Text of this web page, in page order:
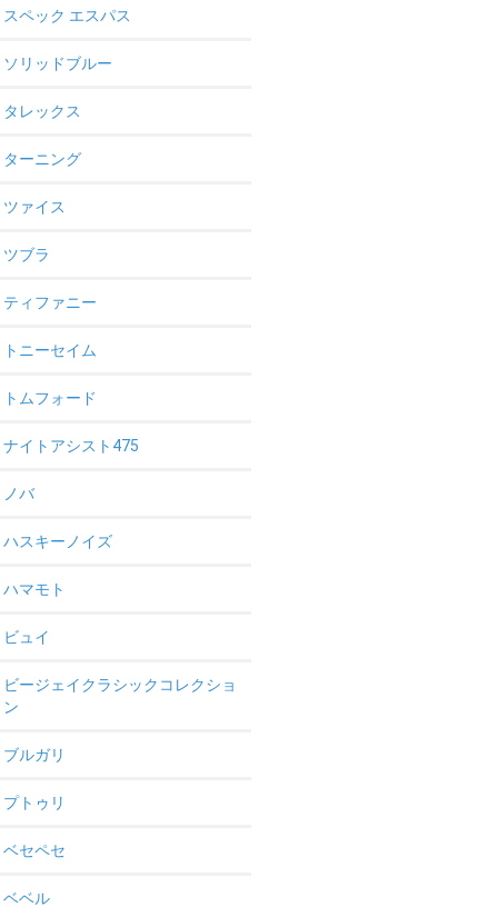
スペック エスパス
ソリッドブルー
タレックス
ターニング
ツァイス
ツブラ
ティファニー
トニーセイム
トムフォード
ナイトアシスト475
ノバ
ハスキーノイズ
ハマモト
ビュイ
ビージェイクラシックコレクショ
ン
ブルガリ
プトゥリ
ベセペセ
ベベル